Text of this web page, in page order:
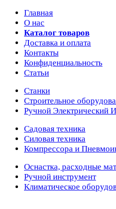
Главная
О нас
Каталог товаров
Доставка и оплата
Контакты
Конфиденциальность
Статьи
Станки
Строительное
Ручной Электрический
Садовая техника
Силовая техника
Компрессора и
Оснастка, расходные
Ручной инструмент
Климатическое